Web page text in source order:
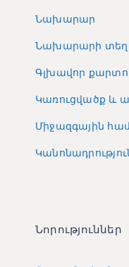
Նախարար
Նախարարի
Գլխավոր
Կառուցվածք և
Միջազգային
Նորություններ